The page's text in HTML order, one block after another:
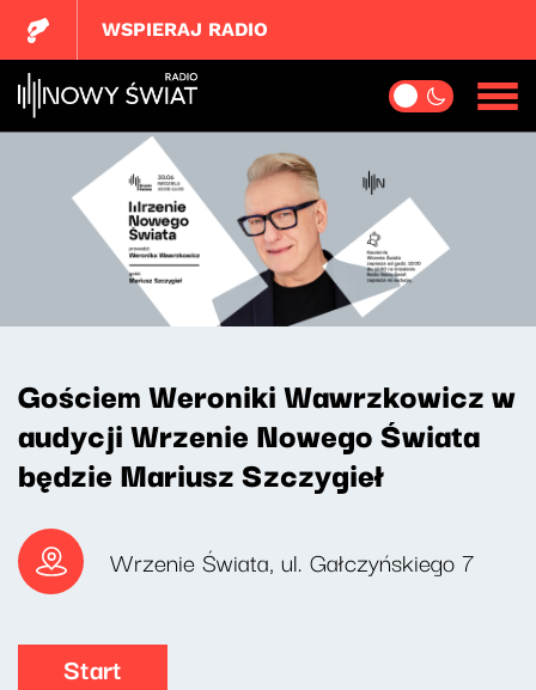
WSPIERAJ RADIO
Gościem Weroniki Wawrzkowicz w
audycji Wrzenie Nowego Świata
będzie Mariusz Szczygieł
Wrzenie Świata, ul. Gałczyńskiego 7
Start